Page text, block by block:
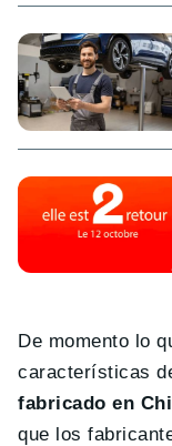
De momento lo
características
fabricado en
que los